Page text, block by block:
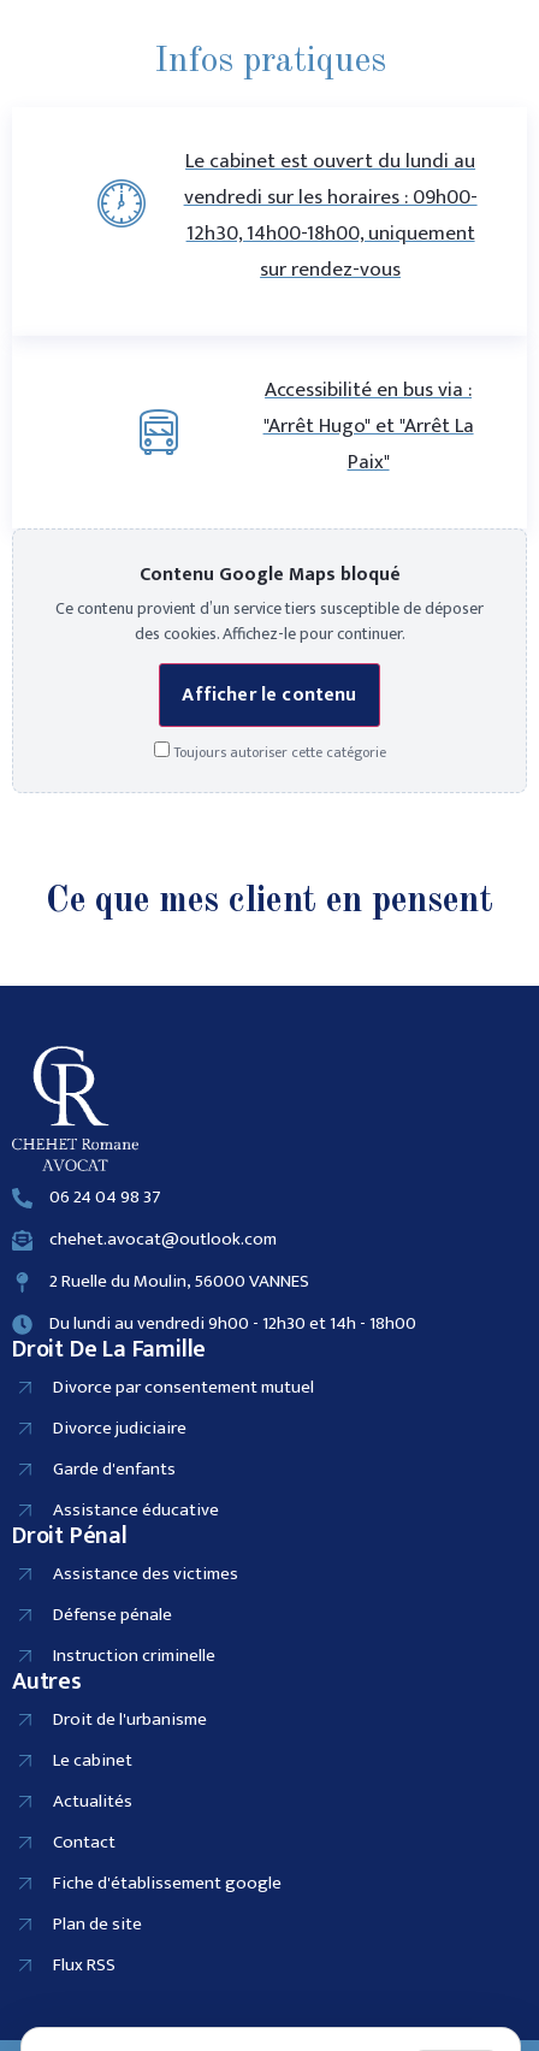
Infos pratiques
Le cabinet est ouvert du lundi au
vendredi sur les horaires : 09h00-
12h30, 14h00-18h00, uniquement
sur rendez-vous
Accessibilité en bus via :
"Arrêt Hugo" et "Arrêt La
Paix"
Contenu Google Maps bloqué
Ce contenu provient d’un service tiers susceptible de déposer
des cookies. Affichez-le pour continuer.
Afficher le contenu
Toujours autoriser cette catégorie
Ce que mes client en pensent
06 24 04 98 37
chehet.avocat@outlook.com
2 Ruelle du Moulin, 56000 VANNES
Du lundi au vendredi 9h00 - 12h30 et 14h - 18h00
Droit De La Famille
Divorce par consentement mutuel
Divorce judiciaire
Garde d'enfants
Assistance éducative
Droit Pénal
Assistance des victimes
Défense pénale
Instruction criminelle
Autres
Droit de l'urbanisme
Le cabinet
Actualités
Contact
Fiche d'établissement google
Plan de site
Flux RSS